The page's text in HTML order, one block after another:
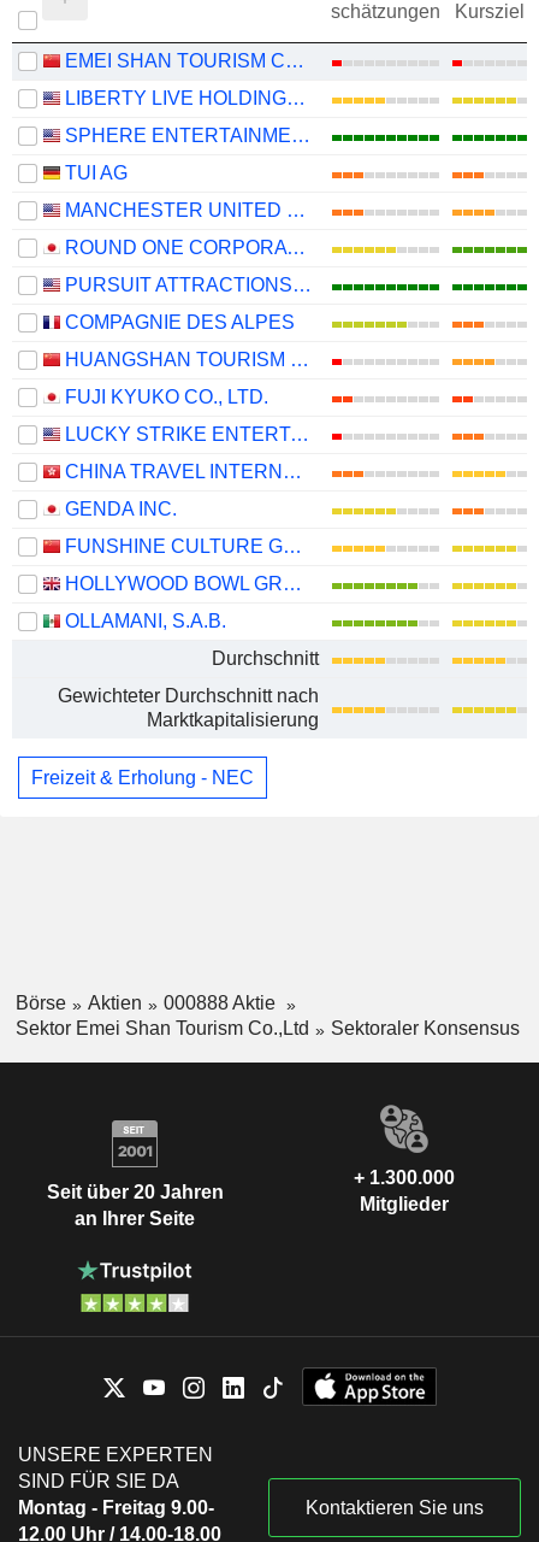
schätzungen
Kursziel
EMEI SHAN TOURISM CO.,LTD
LIBERTY LIVE HOLDINGS, INC.
SPHERE ENTERTAINMENT CO.
TUI AG
MANCHESTER UNITED PLC
ROUND ONE CORPORATION
PURSUIT ATTRACTIONS AND HOSPITALITY, INC.
COMPAGNIE DES ALPES
HUANGSHAN TOURISM DEVELOPMENT CO.,LTD.
FUJI KYUKO CO., LTD.
LUCKY STRIKE ENTERTAINMENT CORPORATION
CHINA TRAVEL INTERNATIONAL INVESTMENT HONG KONG LIMITED
GENDA INC.
FUNSHINE CULTURE GROUP CO.,LTD.
HOLLYWOOD BOWL GROUP PLC
OLLAMANI, S.A.B.
Durchschnitt
Gewichteter Durchschnitt nach
Marktkapitalisierung
Freizeit & Erholung - NEC
Börse Aktien
000888 Aktie
Sektor Emei Shan Tourism Co.,Ltd
Sektoraler Konsensus
Seit über 20 Jahren
an Ihrer Seite
+ 1.300.000
Mitglieder
UNSERE EXPERTEN
SIND FÜR SIE DA
Montag - Freitag 9.00-
12.00 Uhr / 14.00-18.00
Kontaktieren Sie uns